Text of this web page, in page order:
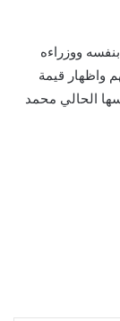
ووزراءه
واظهار قيمة
الحالي محمد